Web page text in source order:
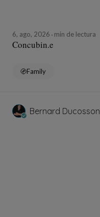
6, ago, 2026 min de lectura
Concubin.e
Family
Bernard Ducosson